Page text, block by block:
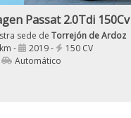
sede de Torrejón de Ardoz
-
2019 -
150 CV
Automático